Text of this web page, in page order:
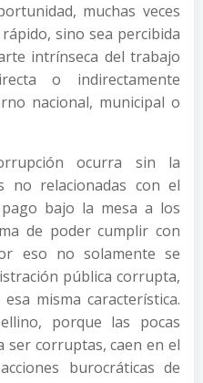
muchas veces
sino sea percibida
intrínseca del trabajo
o indirectamente
nacional, municipal o
ocurra sin la
no relacionadas con el
bajo la mesa a los
de poder cumplir con
eso no solamente se
pública corrupta,
misma característica.
porque las pocas
ser corruptas, caen en el
burocráticas de